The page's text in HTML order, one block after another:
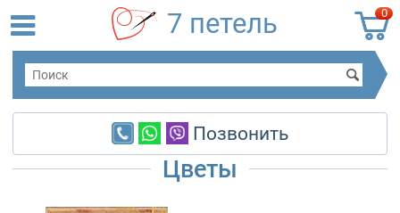
0
7 петель
Позвонить
Цветы